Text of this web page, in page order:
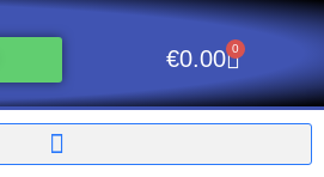
€0.00 0